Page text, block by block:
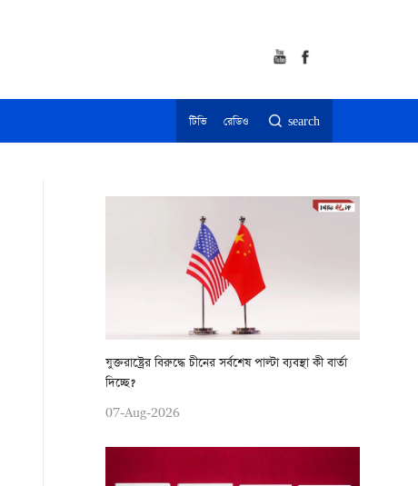
টিভি রেডিও search
যুক্তরাষ্ট্রের বিরুদ্ধে চীনের সর্বশেষ পাল্টা ব্যবস্থা কী বার্তা
দিচ্ছে?
07-Aug-2026